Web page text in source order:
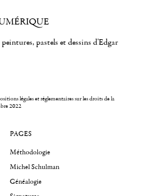
pastels et dessins d'Edgar
légales et réglementaires sur les droits de la
2022
PAGES
Méthodologie
Michel Schulman
Généalogie